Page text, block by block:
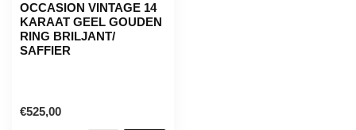
OCCASION VINTAGE 14
KARAAT GEEL GOUDEN
RING BRILJANT/
SAFFIER
€525,00